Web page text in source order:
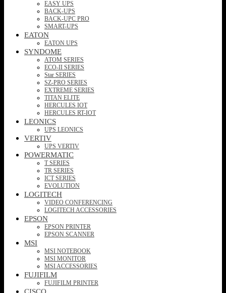
EASY UPS
BACK-UPS
BACK-UPC PRO
SMART-UPS
EATON
EATON UPS
SYNDOME
ATOM SERIES
ECO-II SERIES
Star SERIES
SZ-PRO SERIES
EXTREME SERIES
TITAN ELITE
HERCULES IOT
HERCULES RT-IOT
LEONICS
UPS LEONICS
VERTIV
UPS VERTIV
POWERMATIC
T SERIES
TR SERIES
ICT SERIES
EVOLUTION
LOGITECH
VIDEO CONFERENCING
LOGITECH ACCESSORIES
EPSON
EPSON PRINTER
EPSON SCANNER
MSI
MSI NOTEBOOK
MSI MONITOR
MSI ACCESSORIES
FUJIFILM
FUJIFILM PRINTER
CISCO